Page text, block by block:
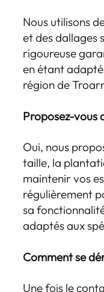
Nous utilisons
et des dallages
rigoureuse
en étant
région de
Proposez-vous
Oui, nous
taille, la
maintenir vos
régulièrement
sa
adaptés aux
Comment se
Une fois le